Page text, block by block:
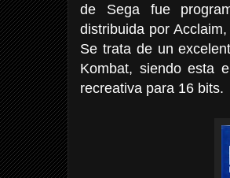
de Sega fue
distribuida por
Se trata de un
Kombat, siendo esta
recreativa para 16 bits.